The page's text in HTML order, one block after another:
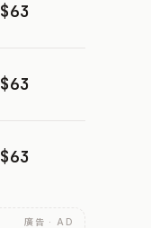
$63
$63
$63
廣告 · AD